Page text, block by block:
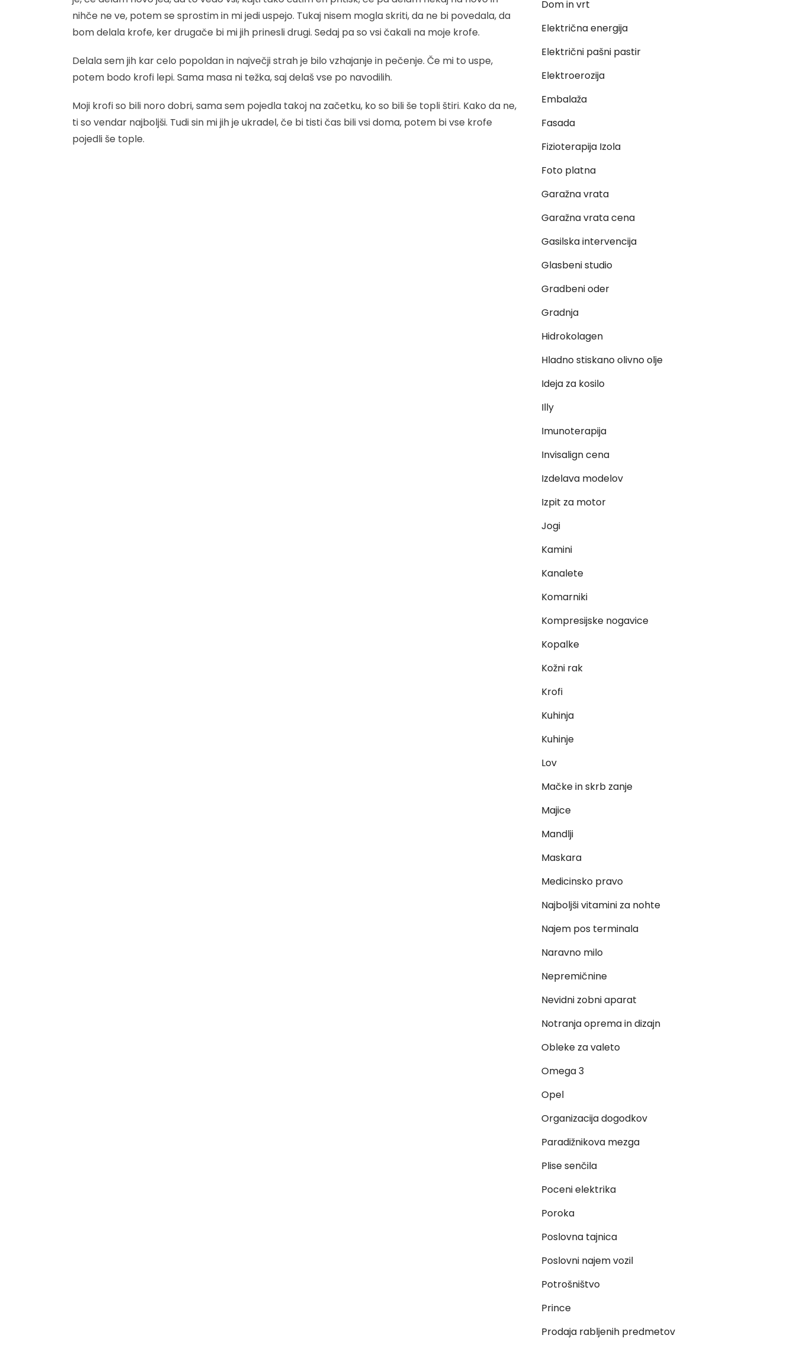
nihče ne ve, potem se sprostim in mi jedi uspejo. Tukaj nisem mogla skriti, da ne bi povedala, da
bom delala krofe, ker drugače bi mi jih prinesli drugi. Sedaj pa so vsi čakali na moje krofe.
Delala sem jih kar celo popoldan in največji strah je bilo vzhajanje in pečenje. Če mi to uspe,
potem bodo krofi lepi. Sama masa ni težka, saj delaš vse po navodilih.
Moji krofi so bili noro dobri, sama sem pojedla takoj na začetku, ko so bili še topli štiri. Kako da ne,
ti so vendar najboljši. Tudi sin mi jih je ukradel, če bi tisti čas bili vsi doma, potem bi vse krofe
pojedli še tople.
Dom in vrt
Električna energija
Električni pašni pastir
Elektroerozija
Embalaža
Fasada
Fizioterapija Izola
Foto platna
Garažna vrata
Garažna vrata cena
Gasilska intervencija
Glasbeni studio
Gradbeni oder
Gradnja
Hidrokolagen
Hladno stiskano olivno olje
Ideja za kosilo
Illy
Imunoterapija
Invisalign cena
Izdelava modelov
Izpit za motor
Jogi
Kamini
Kanalete
Komarniki
Kompresijske nogavice
Kopalke
Kožni rak
Krofi
Kuhinja
Kuhinje
Lov
Mačke in skrb zanje
Majice
Mandlji
Maskara
Medicinsko pravo
Najboljši vitamini za nohte
Najem pos terminala
Naravno milo
Nepremičnine
Nevidni zobni aparat
Notranja oprema in dizajn
Obleke za valeto
Omega 3
Opel
Organizacija dogodkov
Paradižnikova mezga
Plise senčila
Poceni elektrika
Poroka
Poslovna tajnica
Poslovni najem vozil
Potrošništvo
Prince
Prodaja rabljenih predmetov